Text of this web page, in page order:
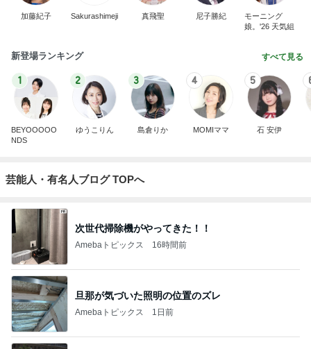
加藤紀子 Sakurashimeji 真飛聖 尼子勝紀
モーニング
娘。'26 天気組
新登場ランキング すべて見る
1
BEYOOOOO
NDS
2
ゆうこりん
3
島倉りか
4
MOMIママ
5
石 安伊
芸能人・有名人ブログ TOPへ
次世代掃除機がやってきた！！
Amebaトピックス 16時間前
旦那が気づいた照明の位置のズレ
Amebaトピックス 1日前